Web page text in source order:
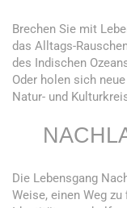
Brechen Sie mit
das Alltags-
des Indischen
Oder holen sich
Natur- und
Die Lebensgang
Weise, einen Weg